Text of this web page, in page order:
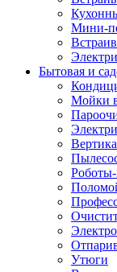
Мини-
Бытовая и
Мойки
Утюги